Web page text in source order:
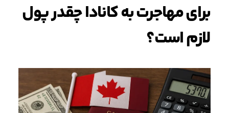
برای مهاجرت به کانادا چقدر پول
لازم است؟